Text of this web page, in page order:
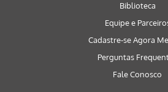
Biblioteca
Equipe e
Cadastre-se Agora
Perguntas
Fale Conosco